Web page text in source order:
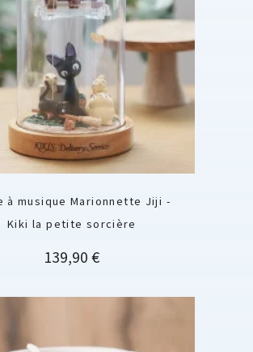
à musique Marionnette Jiji -
Kiki la petite sorcière
Prix
139,90 €